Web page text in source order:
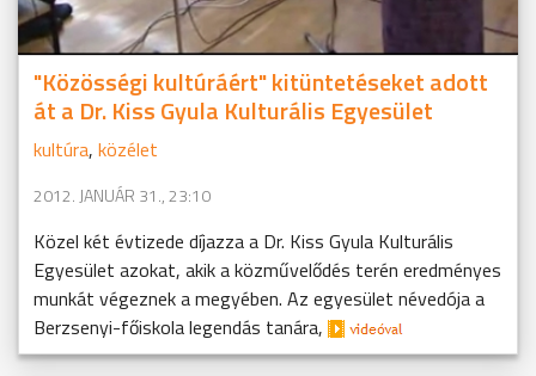
"Közösségi kultúráért" kitüntetéseket adott
át a Dr. Kiss Gyula Kulturális Egyesület
kultúra, közélet
2012. JANUÁR 31., 23:10
Közel két évtizede díjazza a Dr. Kiss Gyula Kulturális
Egyesület azokat, akik a közművelődés terén eredményes
munkát végeznek a megyében. Az egyesület névedója a
Berzsenyi-főiskola legendás tanára,